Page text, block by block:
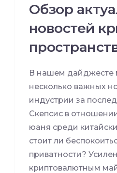
Обзор
новостей
В нашем дайджесте
несколько важных
индустрии за
Скепсис в
юаня среди
стоит ли
приватности?
криптовалютным